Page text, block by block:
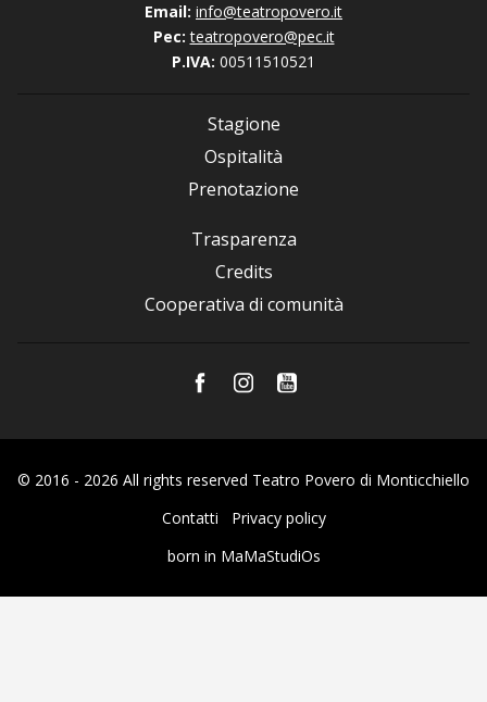
Email: info@teatropovero.it
Pec: teatropovero@pec.it
P.IVA: 00511510521
Stagione
Ospitalità
Prenotazione
Trasparenza
Credits
Cooperativa di comunità
© 2016 - 2026 All rights reserved Teatro Povero di Monticchiello
Contatti
Privacy policy
born in MaMaStudiOs